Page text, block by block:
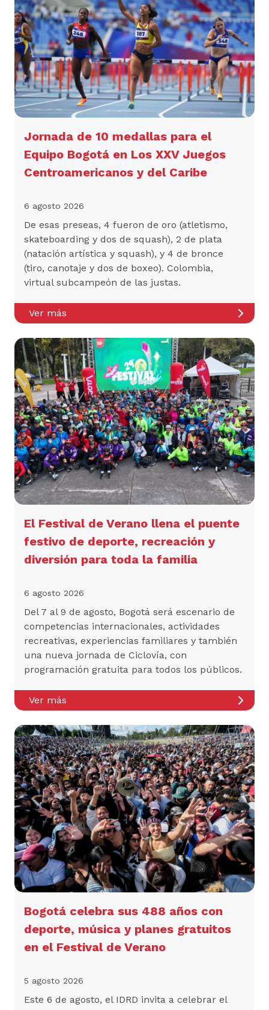
Jornada de 10 medallas para el
Equipo Bogotá en Los XXV Juegos
Centroamericanos y del Caribe
6 agosto 2026
De esas preseas, 4 fueron de oro (atletismo,
skateboarding y dos de squash), 2 de plata
(natación artística y squash), y 4 de bronce
(tiro, canotaje y dos de boxeo). Colombia,
virtual subcampeón de las justas.
Ver más
El Festival de Verano llena el puente
festivo de deporte, recreación y
diversión para toda la familia
6 agosto 2026
Del 7 al 9 de agosto, Bogotá será escenario de
competencias internacionales, actividades
recreativas, experiencias familiares y también
una nueva jornada de Ciclovía, con
programación gratuita para todos los públicos.
Ver más
Bogotá celebra sus 488 años con
deporte, música y planes gratuitos
en el Festival de Verano
5 agosto 2026
Este 6 de agosto, el IDRD invita a celebrar el